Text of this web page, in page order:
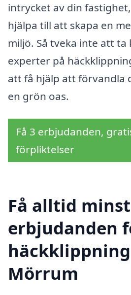
intrycket av din
hjälpa till att skapa en
miljö. Så tveka inte att ta
experter på
att få hjälp att förvandla
en grön oas.
Få 3 erbjudanden,
förpliktelser
Få alltid
erbjudanden
Mörrum